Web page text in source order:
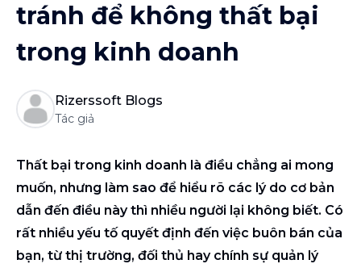
tránh để không thất bại
trong kinh doanh
Rizerssoft Blogs
Tác giả
Thất bại trong kinh doanh là điều chẳng ai mong
muốn, nhưng làm sao để hiểu rõ các lý do cơ bản
dẫn đến điều này thì nhiều người lại không biết. Có
rất nhiều yếu tố quyết định đến việc buôn bán của
bạn, từ thị trường, đối thủ hay chính sự quản lý